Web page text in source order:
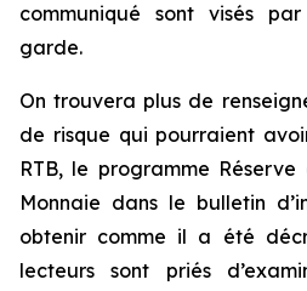
communiqué sont visés
garde.
On trouvera plus de
de risque qui pourraient
RTB, le programme
Monnaie dans le bulletin
obtenir comme il a été
lecteurs sont priés